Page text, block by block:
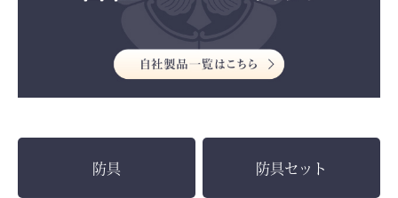
防具 防具セット